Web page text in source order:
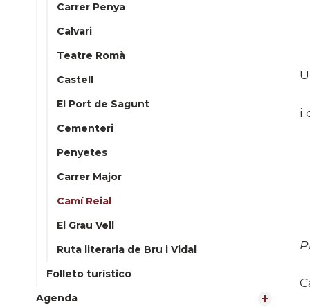
Carrer Penya
Calvari
Teatre Romà
Castell
El Port de Sagunt
Cementeri
Penyetes
Carrer Major
Camí Reial
El Grau Vell
Ruta literaria de Bru i Vidal
Folleto turístico
Agenda
i